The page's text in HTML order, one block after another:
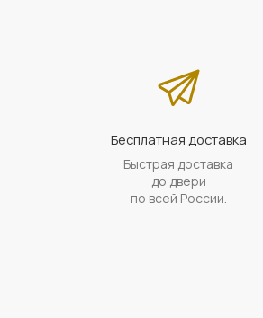
Бесплатная доставка
Быстрая доставка
до двери
по всей России.